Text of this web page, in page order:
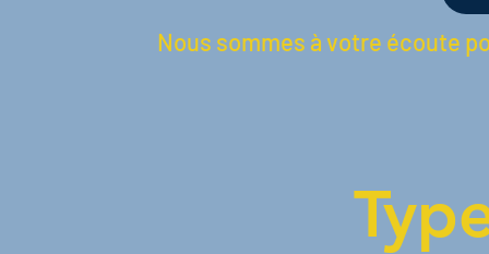
Nous sommes à votre écoute